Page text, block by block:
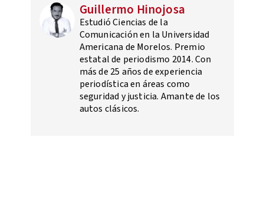
Guillermo Hinojosa
Estudió Ciencias de la
Comunicación en la Universidad
Americana de Morelos. Premio
estatal de periodismo 2014. Con
más de 25 años de experiencia
periodística en áreas como
seguridad y justicia. Amante de los
autos clásicos.